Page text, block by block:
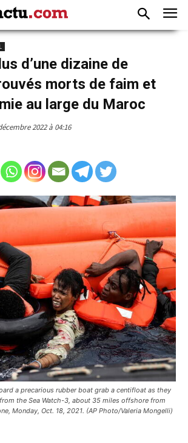
d’une dizaine de
morts de faim et
au large du Maroc
2022 à 04:16
a precarious rubber boat grab a centifloat as they
the Sea Watch-3, about 35 miles offshore from
Monday, Oct. 18, 2021. (AP Photo/Valeria Mongelli)